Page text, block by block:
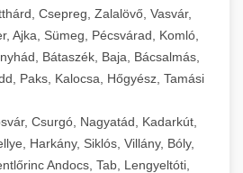
Csepreg, Zalalövő, Vasvár,
Ajka, Sümeg, Pécsvárad, Komló,
Bátaszék, Baja, Bácsalmás,
Paks, Kalocsa, Hőgyész, Tamási
Csurgó, Nagyatád, Kadarkút,
Harkány, Siklós, Villány, Bóly,
Andocs, Tab, Lengyeltóti,